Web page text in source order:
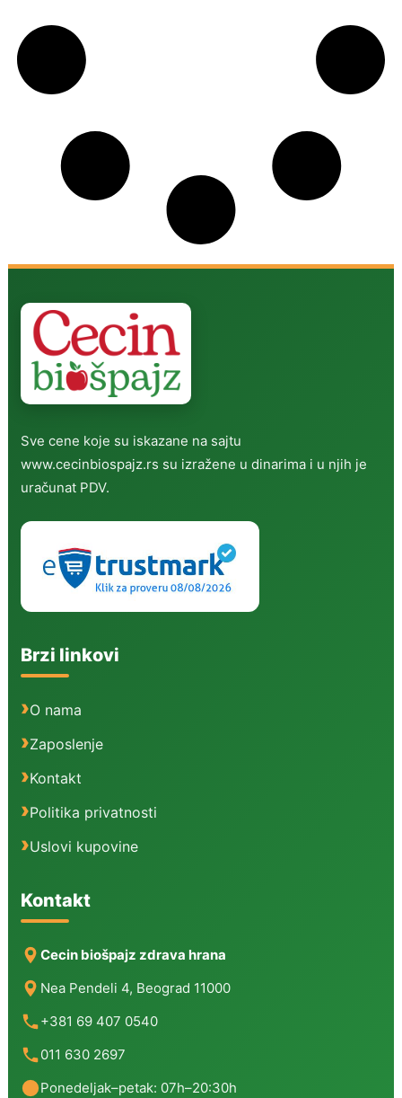
Sve cene koje su iskazane na sajtu
www.cecinbiospajz.rs su izražene u dinarima i u njih je
uračunat PDV.
Brzi linkovi
O nama
Zaposlenje
Kontakt
Politika privatnosti
Uslovi kupovine
Kontakt
Cecin biošpajz zdrava hrana
Nea Pendeli 4, Beograd 11000
+381 69 407 0540
011 630 2697
Ponedeljak–petak: 07h–20:30h